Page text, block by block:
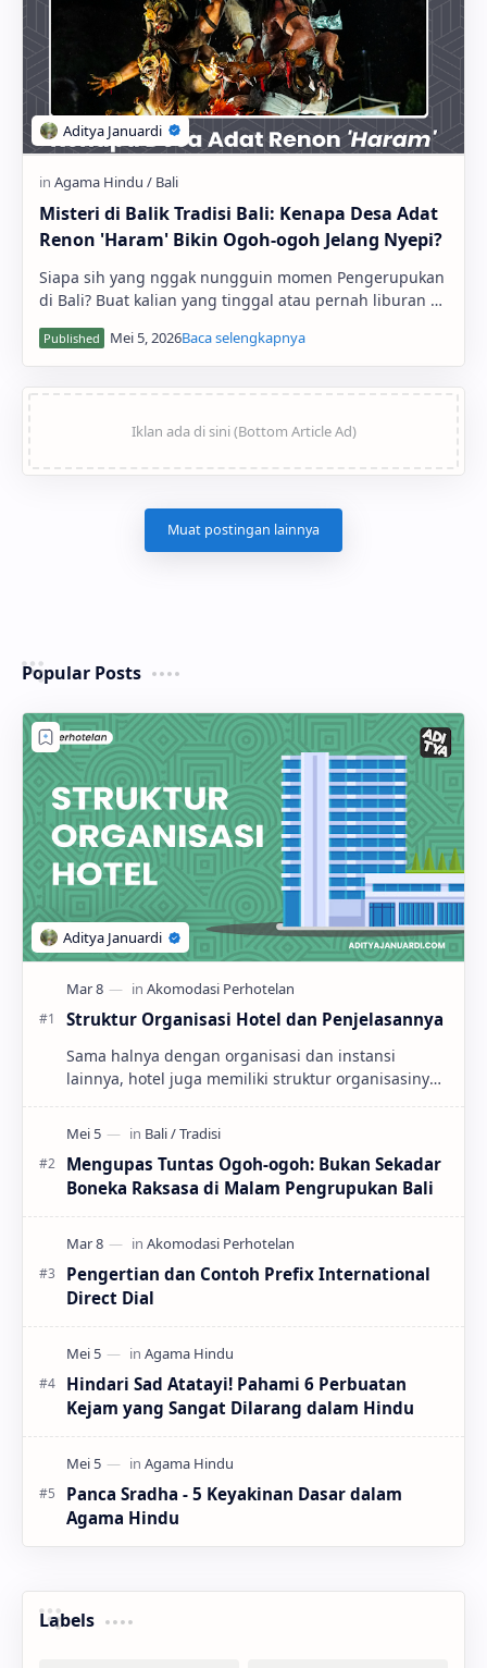
Misteri di Balik Tradisi Bali: Kenapa Desa Adat
Renon 'Haram' Bikin Ogoh-ogoh Jelang Nyepi?
Siapa sih yang nggak nungguin momen Pengerupukan
di Bali? Buat kalian yang tinggal atau pernah liburan ke
Popular Posts
Struktur Organisasi Hotel dan Penjelasannya
Sama halnya dengan organisasi dan instansi
lainnya, hotel juga memiliki struktur organisasinya
sendiri yang dirancang untuk memastikan semua
o…
Mengupas Tuntas Ogoh-ogoh: Bukan Sekadar
Boneka Raksasa di Malam Pengrupukan Bali
Pengertian dan Contoh Prefix International
Direct Dial
Hindari Sad Atatayi! Pahami 6 Perbuatan
Kejam yang Sangat Dilarang dalam Hindu
Panca Sradha - 5 Keyakinan Dasar dalam
Agama Hindu
Labels